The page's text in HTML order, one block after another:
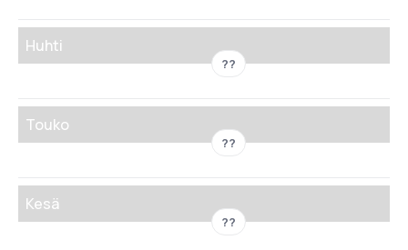
Huhti
??
Touko
??
Kesä
??